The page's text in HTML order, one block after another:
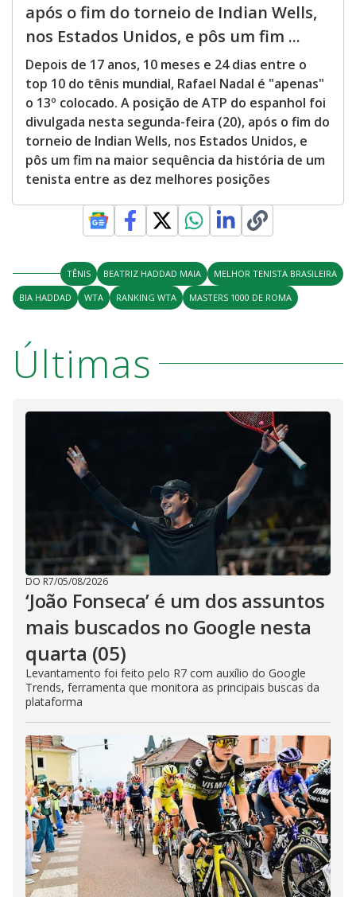
após o fim do torneio de Indian Wells,
nos Estados Unidos, e pôs um fim ...
Depois de 17 anos, 10 meses e 24 dias entre o
top 10 do tênis mundial, Rafael Nadal é "apenas"
o 13º colocado. A posição de ATP do espanhol foi
divulgada nesta segunda-feira (20), após o fim do
torneio de Indian Wells, nos Estados Unidos, e
pôs um fim na maior sequência da história de um
tenista entre as dez melhores posições
TÊNIS BEATRIZ HADDAD MAIA
MELHOR TENISTA BRASILEIRA
BIA HADDAD
WTA RANKING WTA MASTERS 1000 DE ROMA
Últimas
DO R7/05/08/2026
‘João Fonseca’ é um dos assuntos
mais buscados no Google nesta
quarta (05)
Levantamento foi feito pelo R7 com auxílio do Google
Trends, ferramenta que monitora as principais buscas da
plataforma